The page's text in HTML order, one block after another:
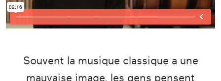
Souvent la musique classique a une
mauvaise image, les gens pensent